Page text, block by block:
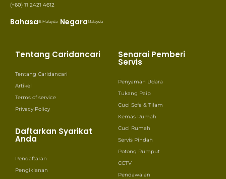
(+60) 11 2421 4612
BahasaB. Malaysia NegaraMalaysia
Tentang Caridancari
Tentang Caridancari
Artikel
Terms of service
Privacy Policy
Daftarkan Syarikat
Anda
Pendaftaran
Pengiklanan
Senarai Pemberi
Servis
Penyaman Udara
Tukang Paip
Cuci Sofa & Tilam
Kemas Rumah
Cuci Rumah
Servis Pindah
Potong Rumput
CCTV
Pendawaian